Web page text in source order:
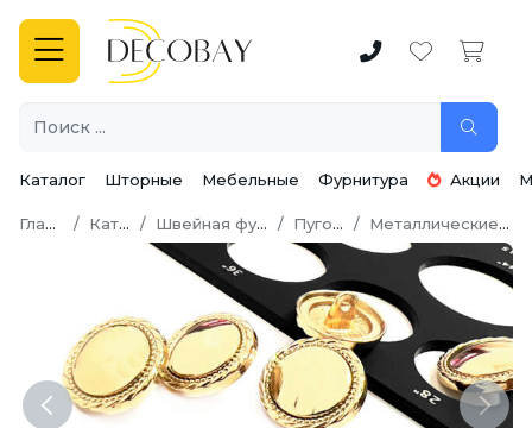
Каталог Шторные Мебельные Фурнитура Акции
Главная Каталог Швейная фурнитура Пуговицы Металлические пуговицы
Previous Next